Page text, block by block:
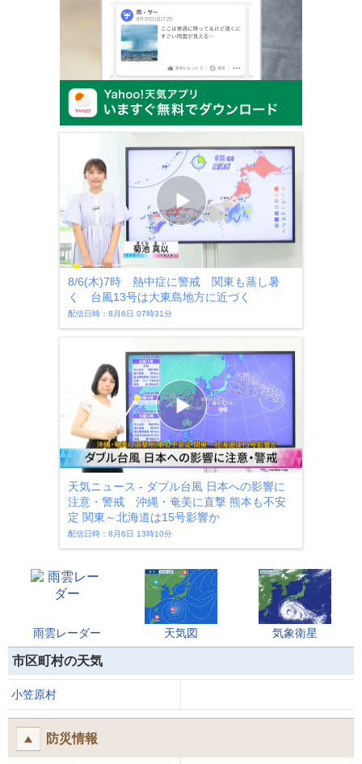
8/6(木)7時 熱中症に警戒 関東も蒸し暑
く 台風13号は大東島地方に近づく
配信日時：8月6日 07時31分
天気ニュース - ダブル台風 日本への影響に
注意・警戒 沖縄・奄美に直撃 熊本も不安
定 関東～北海道は15号影響か
配信日時：8月6日 13時10分
雨雲レーダー 天気図 気象衛星
市区町村の天気
小笠原村
防災情報